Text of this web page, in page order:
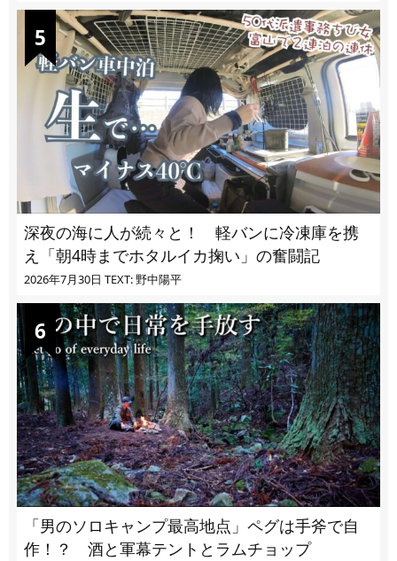
深夜の海に人が続々と！ 軽バンに冷凍庫を携
え「朝4時までホタルイカ掬い」の奮闘記
2026年7月30日 TEXT: 野中陽平
「男のソロキャンプ最高地点」ペグは手斧で自
作！？ 酒と軍幕テントとラムチョップ